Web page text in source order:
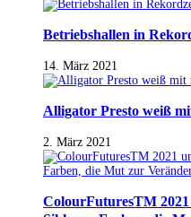
Betriebshallen in
14. März 2021
Alligator Presto weiß
2. März 2021
ColourFuturesTM